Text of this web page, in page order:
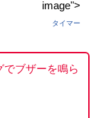
image">
タイマー
でブザーを鳴ら